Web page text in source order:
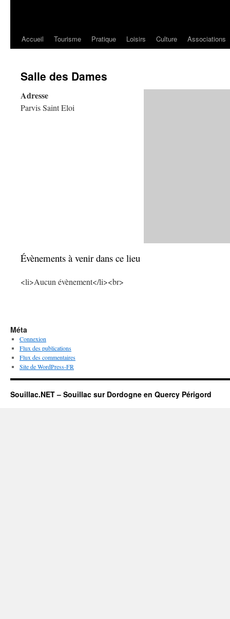
Accueil Tourisme Pratique Loisirs Culture Associations
Salle des Dames
Adresse
Parvis Saint Eloi
Évènements à venir dans ce lieu
<li>Aucun évènement</li><br>
Méta
Connexion
Flux des publications
Flux des commentaires
Site de WordPress-FR
Souillac.NET – Souillac sur Dordogne en Quercy Périgord